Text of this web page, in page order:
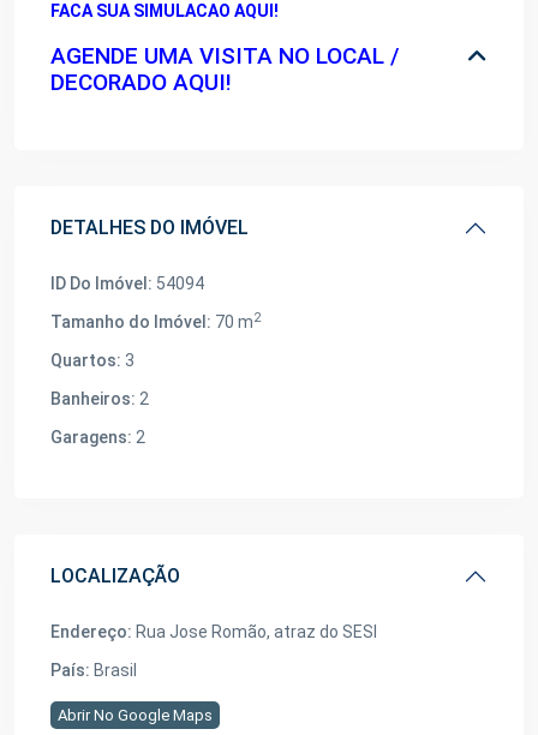
FACA SUA SIMULACAO AQUI!
AGENDE UMA VISITA NO LOCAL /
DECORADO AQUI!
DETALHES DO IMÓVEL
ID Do Imóvel: 54094
Tamanho do Imóvel: 70 m2
Quartos: 3
Banheiros: 2
Garagens: 2
LOCALIZAÇÃO
Endereço: Rua Jose Romão, atraz do SESI
País: Brasil
Abrir No Google Maps